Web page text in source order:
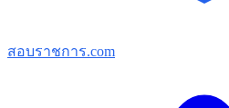
สอบราชการ.com